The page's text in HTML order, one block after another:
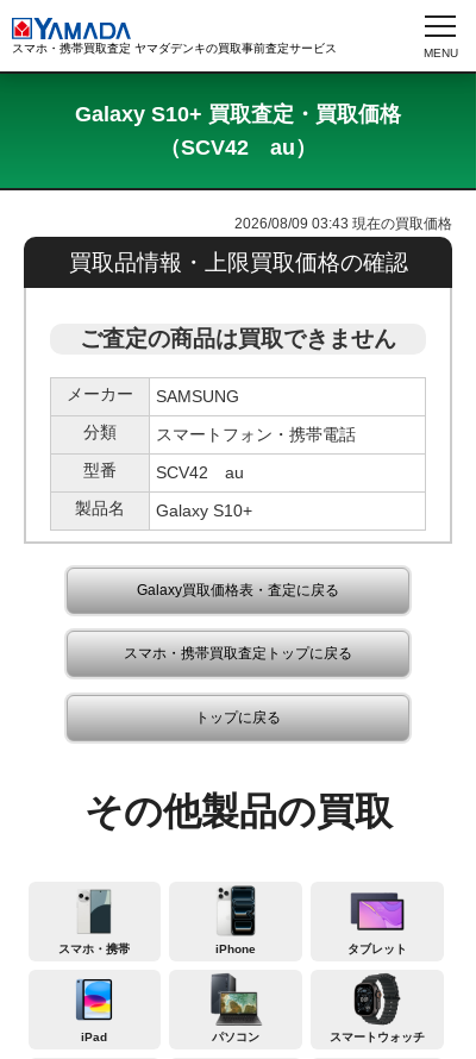
スマホ・携帯買取査定 ヤマダデンキの買取事前査定サービス
Galaxy S10+ 買取査定・買取価格
（SCV42 au）
2026/08/09 03:43 現在の買取価格
買取品情報・上限買取価格の確認
ご査定の商品は買取できません
メーカー
SAMSUNG
分類
スマートフォン・携帯電話
型番
SCV42 au
製品名
Galaxy S10+
Galaxy買取価格表・査定に戻る
スマホ・携帯買取査定トップに戻る
トップに戻る
その他製品の買取
スマホ・携帯 iPhone タブレット
iPad パソコン スマートウォッチ